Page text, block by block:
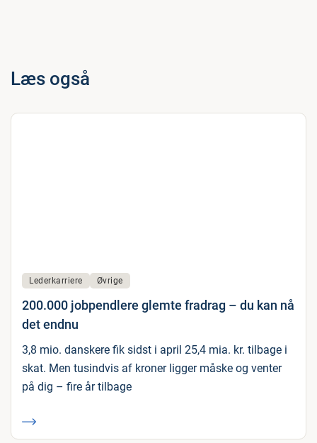
Læs også
Lederkarriere Øvrige
200.000 jobpendlere glemte fradrag – du kan nå
det endnu
3,8 mio. danskere fik sidst i april 25,4 mia. kr. tilbage i
skat. Men tusindvis af kroner ligger måske og venter
på dig – fire år tilbage